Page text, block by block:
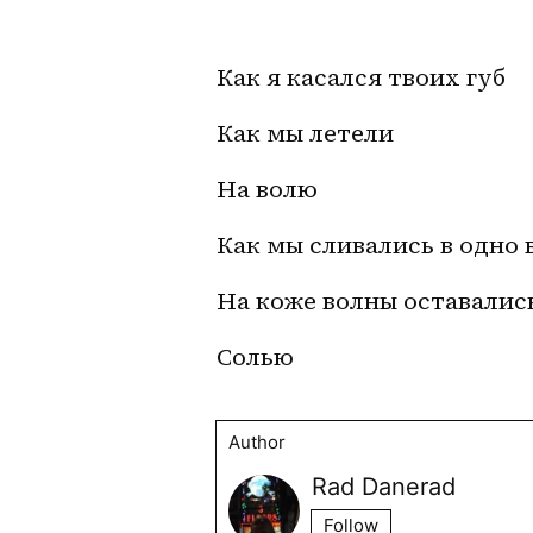
Как я касался твоих губ
Как мы летели
На волю
Как мы сливались в одно
На коже волны
Солью
Author
Rad Danerad
Follow